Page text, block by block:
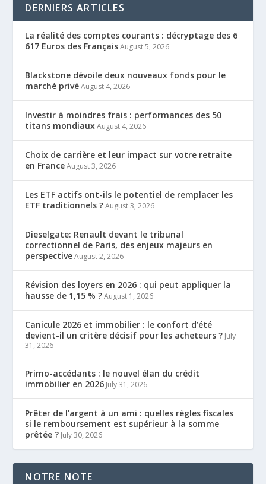
DERNIERS ARTICLES
La réalité des comptes courants : décryptage des 6
617 Euros des Français August 5, 2026
Blackstone dévoile deux nouveaux fonds pour le
marché privé August 4, 2026
Investir à moindres frais : performances des 50
titans mondiaux August 4, 2026
Choix de carrière et leur impact sur votre retraite
en France August 3, 2026
Les ETF actifs ont-ils le potentiel de remplacer les
ETF traditionnels ? August 3, 2026
Dieselgate: Renault devant le tribunal
correctionnel de Paris, des enjeux majeurs en
perspective August 2, 2026
Révision des loyers en 2026 : qui peut appliquer la
hausse de 1,15 % ? August 1, 2026
Canicule 2026 et immobilier : le confort d’été
devient-il un critère décisif pour les acheteurs ? July
31, 2026
Primo-accédants : le nouvel élan du crédit
immobilier en 2026 July 31, 2026
Prêter de l’argent à un ami : quelles règles fiscales
si le remboursement est supérieur à la somme
prêtée ? July 30, 2026
NOTRE NOTE